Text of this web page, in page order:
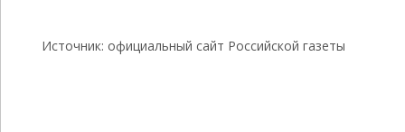
Источник: официальный сайт Российской газеты